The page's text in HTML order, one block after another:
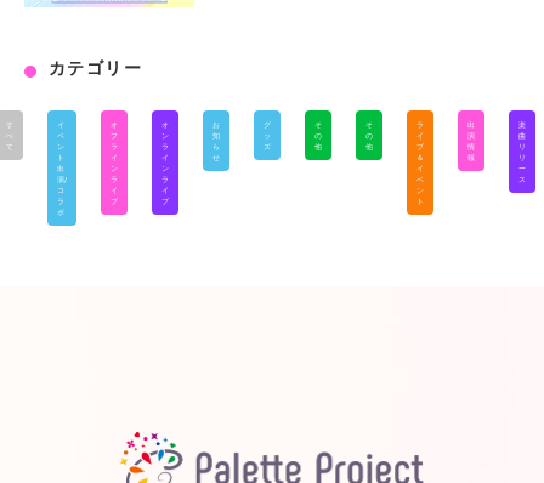
カテゴリー
す
べ
て
イ
ベ
ン
ト
出
演/
コ
ラ
ボ
オ
フ
ラ
イ
ン
ラ
イ
ブ
オ
ン
ラ
イ
ン
ラ
イ
ブ
お
知
ら
せ
グ
ッ
ズ
そ
の
他
そ
の
他
ラ
イ
ブ
＆
イ
ベ
ン
ト
出
演
情
報
楽
曲
リ
リ
ー
ス